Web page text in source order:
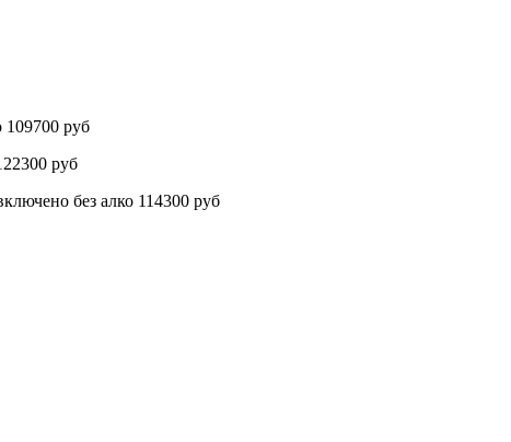
руб
руб
без алко 114300 руб